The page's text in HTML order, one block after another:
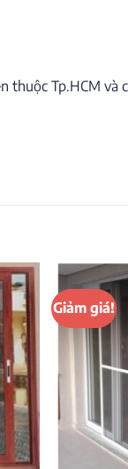
thuộc Tp.HCM và
Giảm giá!